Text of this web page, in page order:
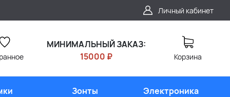
Личный кабинет
МИНИМАЛЬНЫЙ ЗАКАЗ:
15000 ₽
Корзина
Зонты Электроника